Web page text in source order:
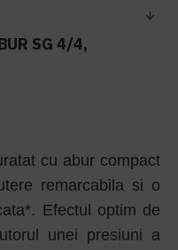
SG 4/4,
cu abur compact
remarcabila si o
Efectul optim de
unei presiuni a